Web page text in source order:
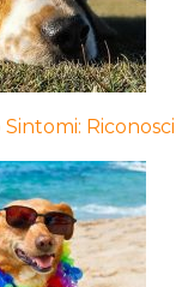
Sintomi: